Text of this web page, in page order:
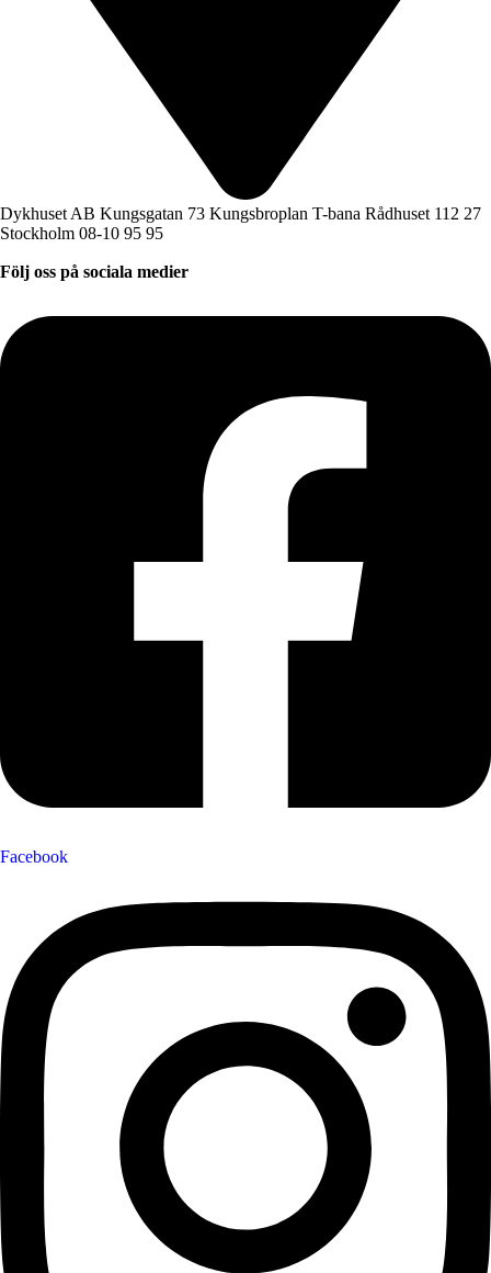
Dykhuset AB Kungsgatan 73 Kungsbroplan T-bana Rådhuset 112 27
Stockholm 08-10 95 95
Följ oss på sociala medier
Facebook